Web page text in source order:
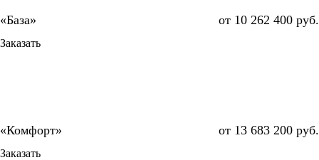
от 10 262 400 руб.
Заказать
от 13 683 200 руб.
Заказать